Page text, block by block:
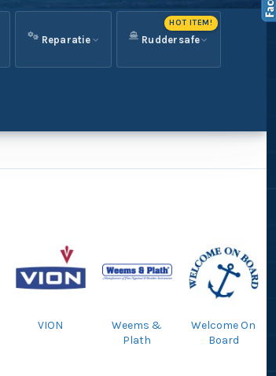
Reparatie Ruddersafe
HOT ITEM!
VION
Weems &
Plath
Welcome On
Board